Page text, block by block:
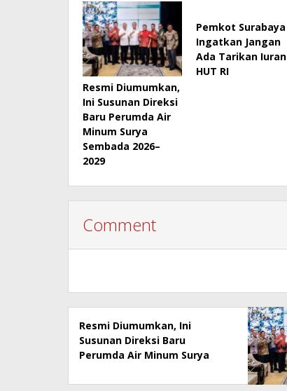
Resmi Diumumkan,
Ini Susunan Direksi
Baru Perumda Air
Minum Surya
Sembada 2026–
2029
Pemkot Surabaya
Ingatkan Jangan
Ada Tarikan Iuran
HUT RI
Comment
Resmi Diumumkan, Ini
Susunan Direksi Baru
Perumda Air Minum Surya